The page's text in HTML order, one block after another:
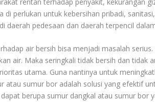
di perlukan untuk kebersihan pribadi,
daerah pedesaan dan daerah terpencil
air bersih bisa menjadi masalah
air. Maka seringkali tidak bersih dan tidak
utama. Guna nantinya untuk
atau sumur bor adalah solusi yang efektif
berupa sumur dangkal atau sumur bor